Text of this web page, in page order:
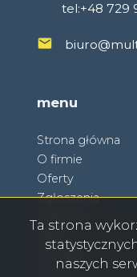
tel:+48 729
menu
Strona główna
O firmie
Oferty
Zgłoszenia
Kontakt
Ta strona
naszych